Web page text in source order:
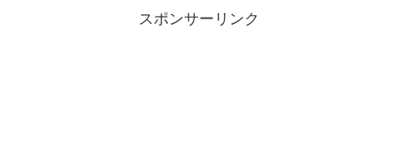
スポンサーリンク